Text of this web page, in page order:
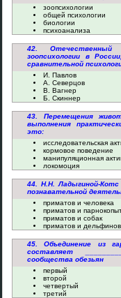
зоопсихологии
общей психологии
биологии
психоанализа
42. Отечественный
зоопсихологии в
сравнительной
И. Павлов
А. Северцов
В. Вагнер
Б. Скиннер
43. Перемещения
выполнения
это:
исследовательская
кормовое поведение
манипуляционная
локомоция
44. Н.Н. Ладыгиной-
познавательной
приматов и человека
приматов и
приматов и собак
приматов и дельфинов
45. Объединение из
составляет
сообщества обезьян
первый
второй
четвертый
третий